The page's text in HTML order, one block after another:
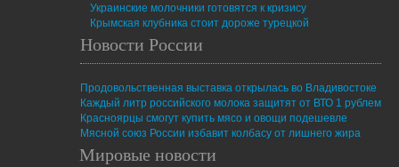
Украинские молочники готовятся к кризису
Крымская клубника стоит дороже турецкой
Новости России
Продовольственная выставка открылась во Владивостоке
Каждый литр российского молока защитят от ВТО 1 рублем
Красноярцы смогут купить мясо и овощи подешевле
Мясной союз России избавит колбасу от лишнего жира
Мировые новости